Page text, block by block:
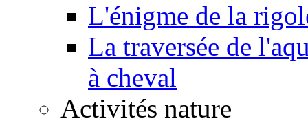
L'énigme de la
La traversée de
à cheval
Activités nature